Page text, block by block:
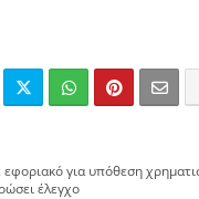
εφοριακό για υπόθεση
έλεγχο